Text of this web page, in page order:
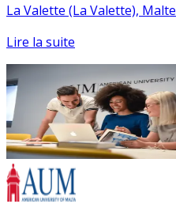
La Valette (La Valette), Malte
Lire la suite